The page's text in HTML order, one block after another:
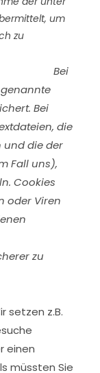
um
zu
Bei
Bei
die
und die der
Fall uns),
Cookies
oder Viren
zu
setzen z.B.
einen
müssten Sie